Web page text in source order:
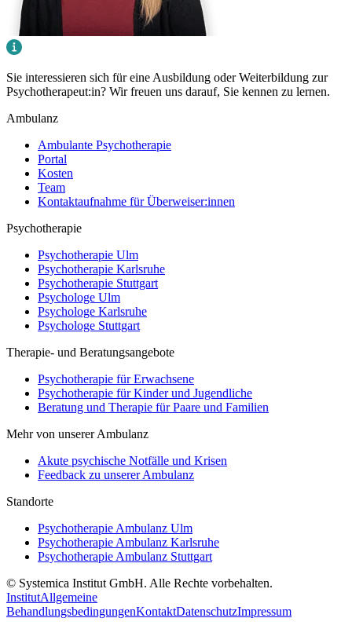
Sie interessieren sich für eine Ausbildung oder Weiterbildung zur
Psychotherapeut:in? Wir freuen uns darauf, Sie kennen zu lernen.
Ambulanz
Ambulante Psychotherapie
Portal
Kosten
Team
Kontaktaufnahme für Überweiser:innen
Psychotherapie
Psychotherapie Ulm
Psychotherapie Karlsruhe
Psychotherapie Stuttgart
Psychologe Ulm
Psychologe Karlsruhe
Psychologe Stuttgart
Therapie- und Beratungsangebote
Psychotherapie für Erwachsene
Psychotherapie für Kinder und Jugendliche
Beratung und Therapie für Paare und Familien
Mehr von unserer Ambulanz
Akute psychische Notfälle und Krisen
Feedback zu unserer Ambulanz
Standorte
Psychotherapie Ambulanz Ulm
Psychotherapie Ambulanz Karlsruhe
Psychotherapie Ambulanz Stuttgart
© Systemica Institut GmbH. Alle Rechte vorbehalten.
InstitutAllgemeine
BehandlungsbedingungenKontaktDatenschutzImpressum